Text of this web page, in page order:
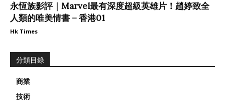
永恆族影評｜Marvel最有深度超級英雄片！趙婷致全
人類的唯美情書 – 香港01
Hk Times
分類目錄
商業
技術